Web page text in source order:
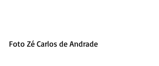
Foto Zé Carlos de Andrade